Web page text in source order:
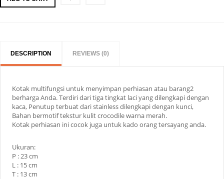
DESCRIPTION REVIEWS (0)
Kotak multifungsi untuk menyimpan perhiasan atau barang2
berharga Anda. Terdiri dari tiga tingkat laci yang dilengkapi dengan
kaca, Penutup terbuat dari stainless dilengkapi dengan kunci,
Bahan bermotif tekstur kulit crocodile warna merah.
Kotak perhiasan ini cocok juga untuk kado orang tersayang anda.
Ukuran:
P : 23 cm
L : 15 cm
T : 13 cm